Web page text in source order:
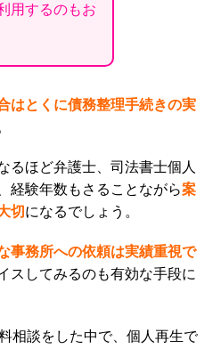
用するのもお
はとくに債務整理手続きの実
るほど弁護士、司法書士個人
経験年数もさることながら案
切になるでしょう。
事務所への依頼は実績重視で
ス してみるのも有効な手段に
相談をした中で、個人再生で